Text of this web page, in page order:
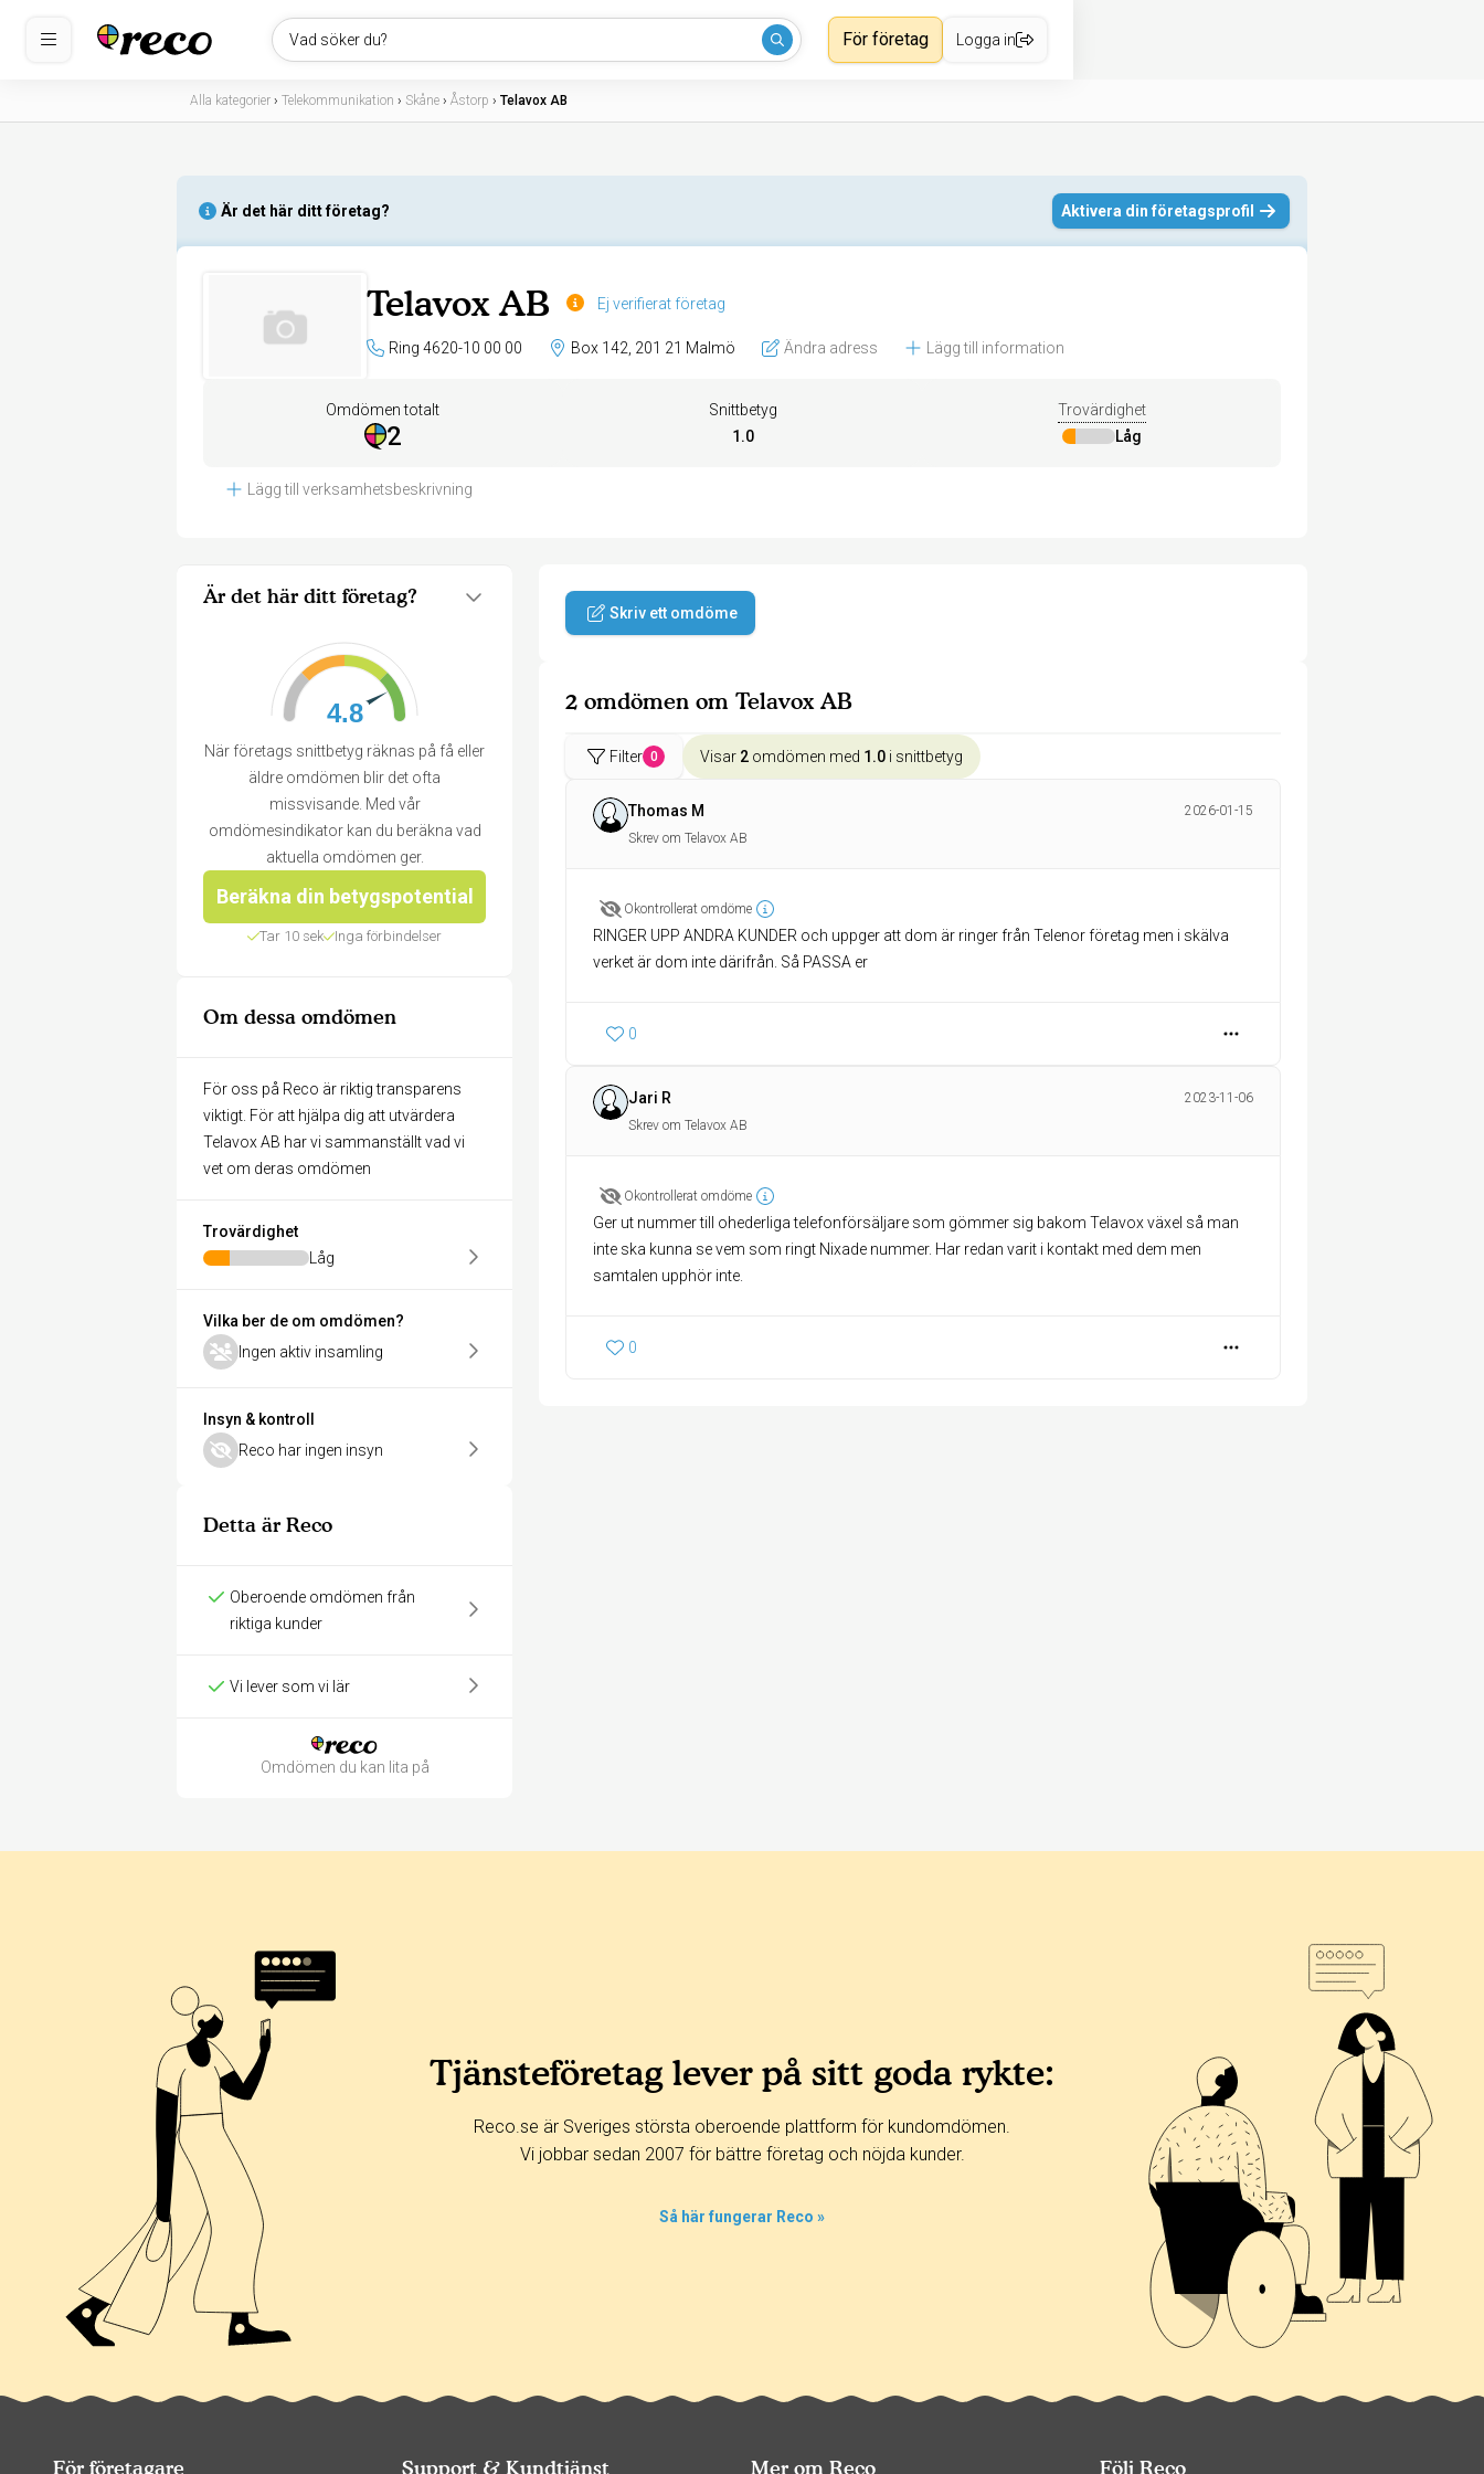
Vad söker du? För företag Logga in
Alla kategorier › Telekommunikation › Skåne › Åstorp › Telavox AB
Är det här ditt företag? Aktivera din företagsprofil
Telavox AB Ej verifierat företag
Ring 4620-10 00 00 Box 142, 201 21 Malmö Ändra adress Lägg till information
Omdömen totalt
2
Snittbetyg
1.0
Trovärdighet
Låg
Lägg till verksamhetsbeskrivning
Är det här ditt företag?
4.8
När företags snittbetyg räknas på få eller
äldre omdömen blir det ofta
missvisande. Med vår
omdömesindikator kan du beräkna vad
aktuella omdömen ger.
Beräkna din betygspotential
Tar 10 sek Inga förbindelser
Om dessa omdömen
För oss på Reco är riktig transparens
viktigt. För att hjälpa dig att utvärdera
Telavox AB har vi sammanställt vad vi
vet om deras omdömen
Trovärdighet
Låg
Vilka ber de om omdömen?
Ingen aktiv insamling
Insyn & kontroll
Reco har ingen insyn
Detta är Reco
Oberoende omdömen från
riktiga kunder
Vi lever som vi lär
Omdömen du kan lita på
Skriv ett omdöme
2 omdömen om Telavox AB
Filter 0 Visar 2 omdömen med 1.0 i snittbetyg
Thomas M
2026-01-15
Skrev om Telavox AB
Okontrollerat omdöme
RINGER UPP ANDRA KUNDER och uppger att dom är ringer från Telenor företag men i skälva
verket är dom inte därifrån. Så PASSA er
0
Jari R
2023-11-06
Skrev om Telavox AB
Okontrollerat omdöme
Ger ut nummer till ohederliga telefonförsäljare som gömmer sig bakom Telavox växel så man
inte ska kunna se vem som ringt Nixade nummer. Har redan varit i kontakt med dem men
samtalen upphör inte.
0
365 dagar 90 dagar
30 dagar
Tjänsteföretag lever på sitt goda rykte:
Reco.se är Sveriges största oberoende plattform för kundomdömen.
Vi jobbar sedan 2007 för bättre företag och nöjda kunder.
Så här fungerar Reco »
För företagare Support & Kundtjänst Mer om Reco Följ Reco